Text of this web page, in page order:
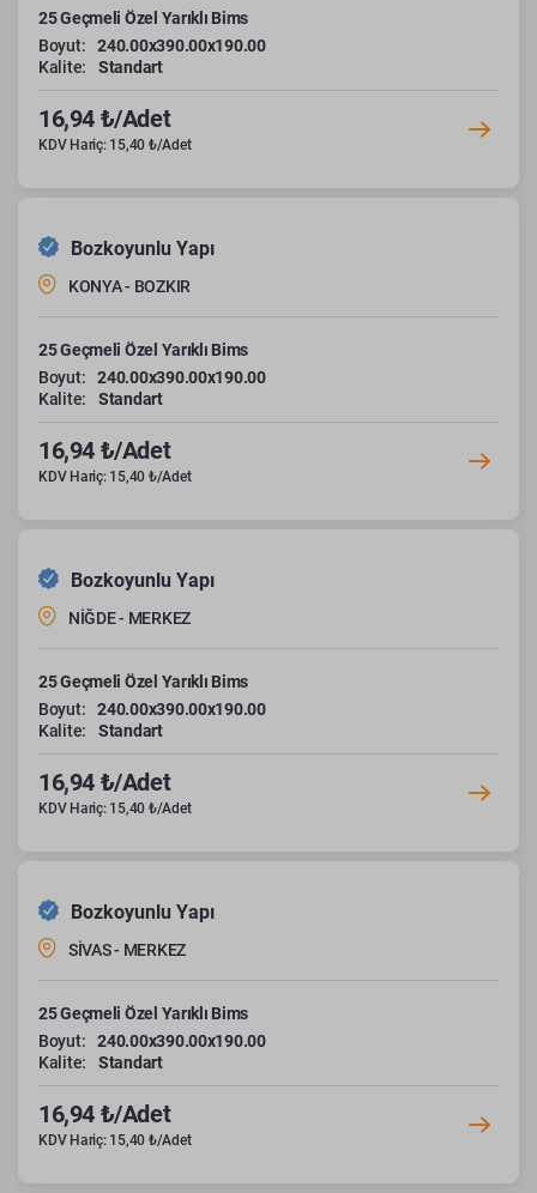
25 Geçmeli Özel Yarıklı Bims
Boyut:
240.00x390.00x190.00
Kalite:
Standart
16,94 ₺/Adet
KDV Hariç: 15,40 ₺/Adet
Bozkoyunlu Yapı
KONYA - BOZKIR
25 Geçmeli Özel Yarıklı Bims
Boyut:
240.00x390.00x190.00
Kalite:
Standart
16,94 ₺/Adet
KDV Hariç: 15,40 ₺/Adet
Bozkoyunlu Yapı
NİĞDE - MERKEZ
25 Geçmeli Özel Yarıklı Bims
Boyut:
240.00x390.00x190.00
Kalite:
Standart
16,94 ₺/Adet
KDV Hariç: 15,40 ₺/Adet
Bozkoyunlu Yapı
SİVAS - MERKEZ
25 Geçmeli Özel Yarıklı Bims
Boyut:
240.00x390.00x190.00
Kalite:
Standart
16,94 ₺/Adet
KDV Hariç: 15,40 ₺/Adet